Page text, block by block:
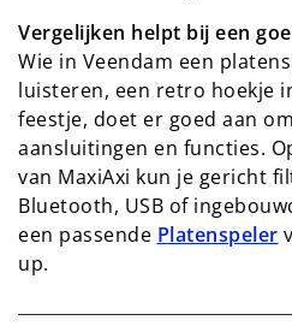
Vergelijken helpt bij een
Wie in Veendam een
luisteren, een retro hoekje
feestje, doet er goed aan
aansluitingen en functies.
van MaxiAxi kun je gericht
Bluetooth, USB of
een passende Platenspeler
up.